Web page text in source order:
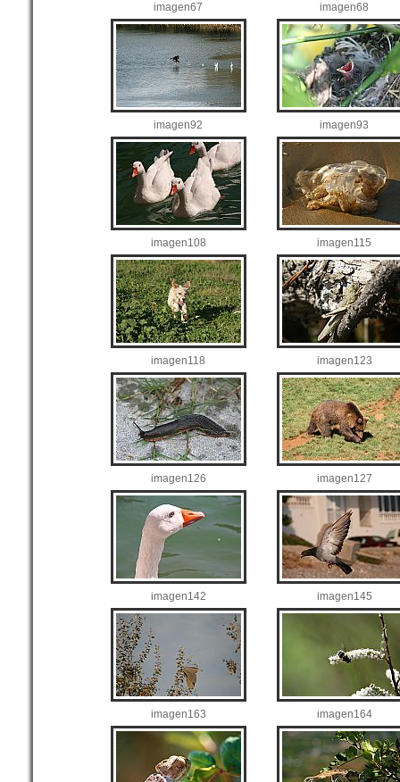
imagen67 imagen68
imagen92 imagen93
imagen108 imagen115
imagen118 imagen123
imagen126 imagen127
imagen142 imagen145
imagen163 imagen164